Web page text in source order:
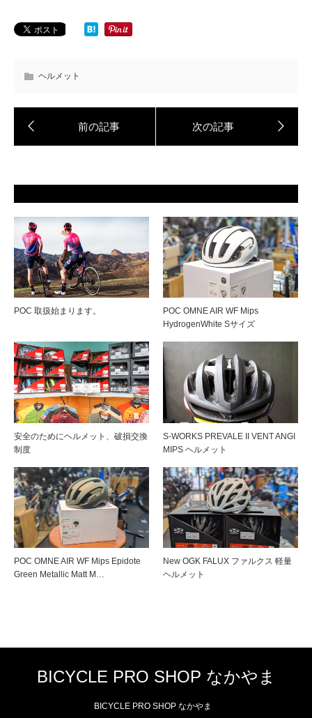
ヘルメット
POC 取扱始まります。
POC OMNE AIR WF Mips
HydrogenWhite Sサイズ
安全のためにヘルメット、破損交換
制度
S-WORKS PREVALE II VENT ANGI
MIPS ヘルメット
POC OMNE AIR WF Mips Epidote
Green Metallic Matt M…
New OGK FALUX ファルクス 軽量
ヘルメット
BICYCLE PRO SHOP なかやま
BICYCLE PRO SHOP なかやま